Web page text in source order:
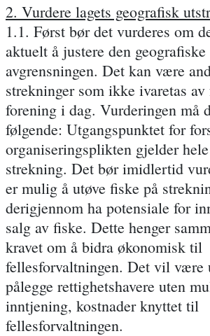
2. Vurdere lagets geografisk
1.1. Først bør det vurderes om
aktuelt å justere den geografiske
avgrensningen. Det kan være
strekninger som ikke ivaretas
forening i dag. Vurderingen må
følgende: Utgangspunktet for
organiseringsplikten gjelder
strekning. Det bør imidlertid
er mulig å utøve fiske på
derigjennom ha potensiale for
salg av fiske. Dette henger
kravet om å bidra økonomisk til
fellesforvaltningen. Det vil være
pålegge rettighetshavere uten
inntjening, kostnader knyttet til
fellesforvaltningen.